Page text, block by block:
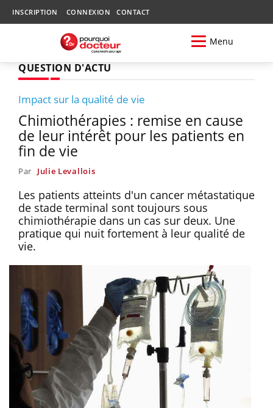
INSCRIPTION CONNEXION CONTACT
Menu
QUESTION D'ACTU
Impact sur la qualité de vie
Chimiothérapies : remise en cause
de leur intérêt pour les patients en
fin de vie
Par Julie Levallois
Les patients atteints d'un cancer métastatique
de stade terminal sont toujours sous
chimiothérapie dans un cas sur deux. Une
pratique qui nuit fortement à leur qualité de
vie.